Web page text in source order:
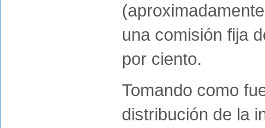
una comisión fija
por ciento.
Tomando como
distribución de la